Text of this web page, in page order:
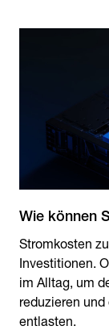
Stromkosten
Investitionen.
im Alltag, um
reduzieren
entlasten.